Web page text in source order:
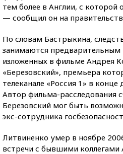
тем более в Англии, с которой
— сообщил он на
По словам Бастрыкина,
занимаются предварительным
изложенных в фильме Андрея
«Березовский», премьера
телеканале «Россия 1» в
Автор фильма-расследования
Березовский мог быть
экс-сотрудника
Литвиненко умер в ноябре
встречи с бывшими